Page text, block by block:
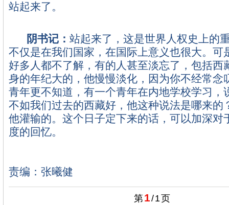
站起来了。
阴书记： 站起来了，这是世界人权史上的
不仅是在我们国家，在国际上意义也很大。可
好多人都不了解，有的人甚至淡忘了，包括西
身的年纪大的，他慢慢淡化，因为你不经常念
青年更不知道，有一个青年在内地学校学习，
不如我们过去的西藏好，他这种说法是哪来的
他灌输的。这个日子定下来的话，可以加深对
度的回忆。
责编：张曦健
第1/1页